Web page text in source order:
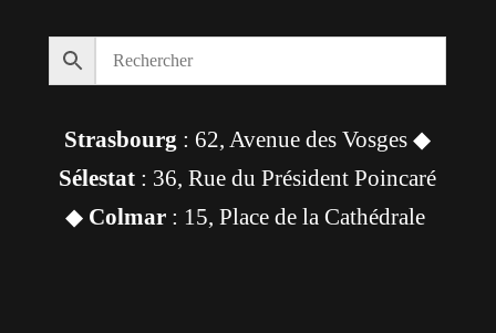
Strasbourg : 62, Avenue des Vosges ◆
Sélestat : 36, Rue du Président Poincaré
◆ Colmar: 15, Place de la Cathédrale